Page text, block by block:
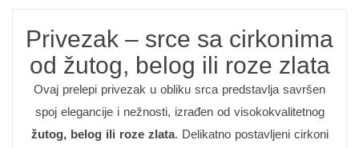
Privezak – srce sa cirkonima
od žutog, belog ili roze zlata
Ovaj prelepi privezak u obliku srca predstavlja savršen
spoj elegancije i nežnosti, izrađen od visokokvalitetnog
žutog, belog ili roze zlata. Delikatno postavljeni cirkoni